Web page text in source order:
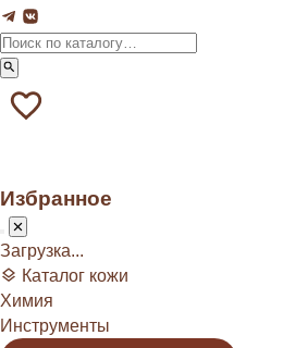
Избранное
Загрузка...
Каталог кожи
Химия
Инструменты